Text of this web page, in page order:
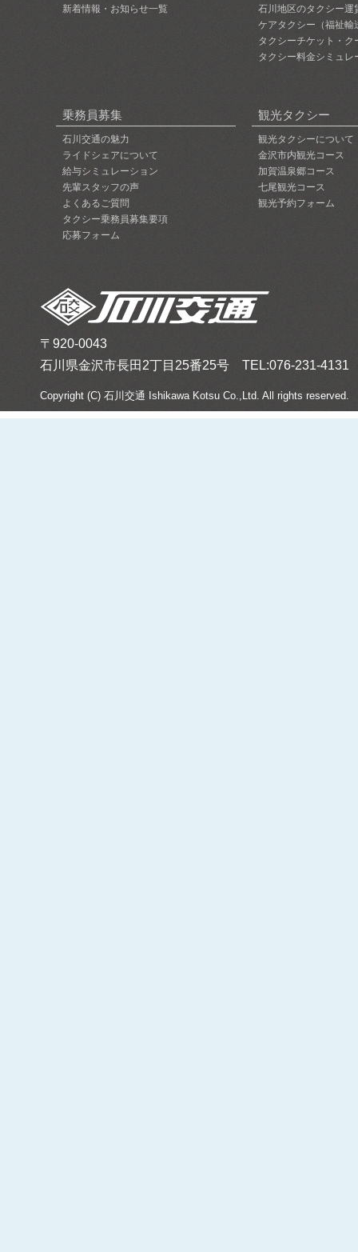
新着情報・お知らせ一覧
石川地区のタクシー運
ケアタクシー（福祉輸
タクシーチケット・ク
タクシー料金シミュレ
乗務員募集
石川交通の魅力
ライドシェアについて
給与シミュレーション
先輩スタッフの声
よくあるご質問
タクシー乗務員募集要項
応募フォーム
観光タクシー
観光タクシーについて
金沢市内観光コース
加賀温泉郷コース
七尾観光コース
観光予約フォーム
〒920-0043
石川県金沢市長田2丁目25番25号 TEL:076-231-4131
Copyright (C) 石川交通 Ishikawa Kotsu Co.,Ltd. All rights reserved.